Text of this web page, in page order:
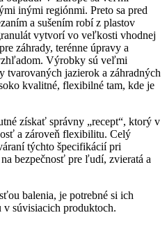
inými regiónmi. Preto sa pred
a sušením robí z plastov
vytvorí vo veľkosti vhodnej
záhrady, terénne úpravy a
Výrobky sú veľmi
jazierok a záhradných
kvalitné, flexibilné tam, kde je
získať správny „recept“, ktorý v
a zároveň flexibilitu. Celý
týchto špecifikácií pri
bezpečnosť pre ľudí, zvieratá a
balenia, je potrebné si ich
súvisiacich produktoch.